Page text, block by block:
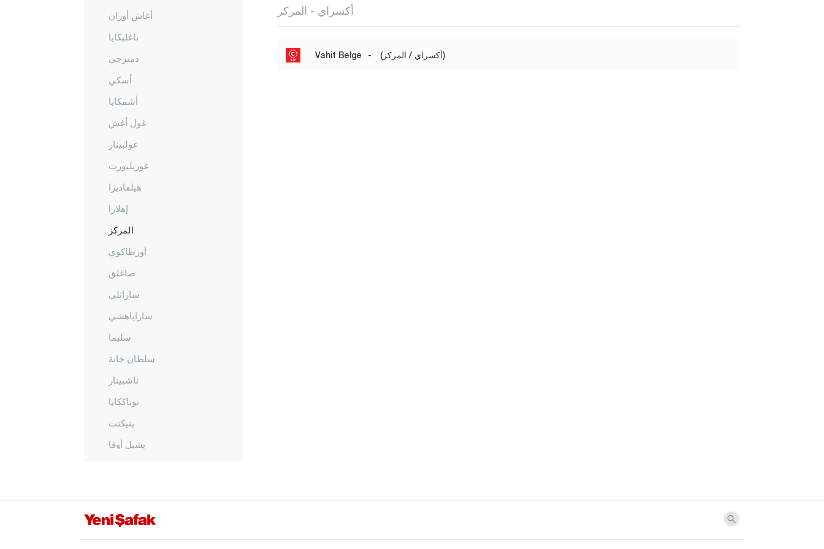
أغاش أوران
باغليكايا
دميرجي
أسكي
أشمكايا
غول أغش
غولبينار
غوزيليورت
هيلفاديرا
إهلارا
المركز
أورطاكوي
صاغلق
ساراتلي
ساراياهشي
سليما
سلطان خانة
تاشبينار
توباككايا
ينيكنت
يشيل أوفا
أرداهان
أكسراي - المركز
Vahit Belge - (أكسراي / المركز)